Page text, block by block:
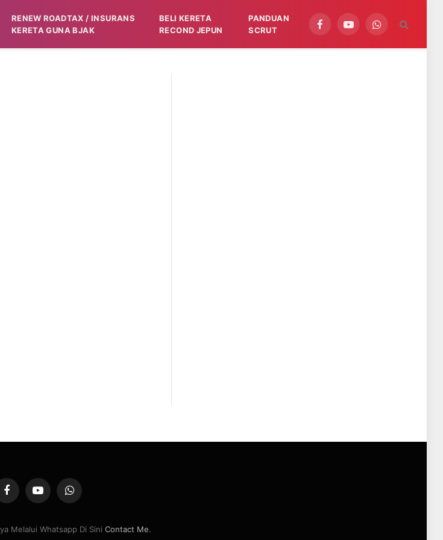
RENEW ROADTAX / INSURANS
KERETA GUNA BJAK
BELI KERETA
RECOND JEPUN
PANDUAN
SCRUT
FacebookYouTubeWhatsApp
FacebookYouTubeWhatsApp
Melalui Whatsapp Di Sini Contact Me.